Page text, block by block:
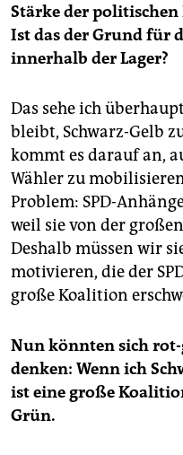
Stärke der politischen
Ist das der Grund für
innerhalb der Lager?
Das sehe ich
bleibt, Schwarz-Gelb
kommt es darauf an,
Wähler zu
Problem: SPD-
weil sie von der
Deshalb müssen wir
motivieren, die der
große Koalition
Nun könnten sich
denken: Wenn ich
ist eine große
Grün.